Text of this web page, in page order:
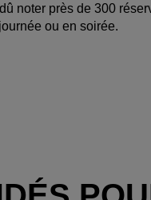
noter près de 300
ou en soirée.